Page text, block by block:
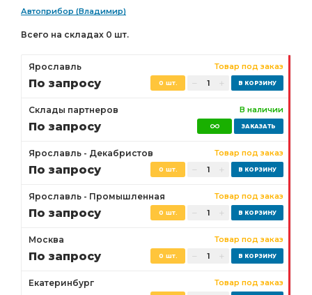
Автоприбор (Владимир)
Всего на складах 0 шт.
Ярославль Товар под заказ
По запросу 0 шт.
Склады партнеров В наличии
По запросу
Ярославль - Декабристов Товар под заказ
По запросу 0 шт.
Ярославль - Промышленная Товар под заказ
По запросу 0 шт.
Москва Товар под заказ
По запросу 0 шт.
Екатеринбург Товар под заказ